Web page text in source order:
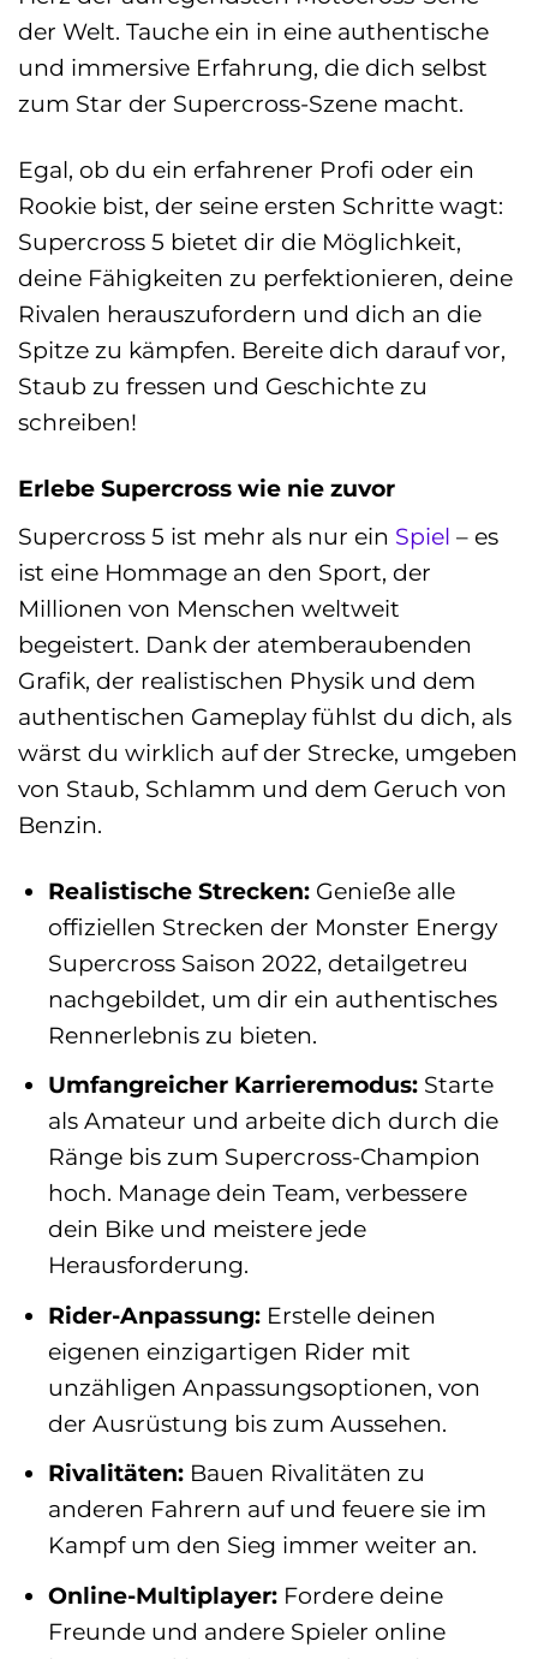
der Welt. Tauche ein in eine authentische
und immersive Erfahrung, die dich selbst
zum Star der Supercross-Szene macht.
Egal, ob du ein erfahrener Profi oder ein
Rookie bist, der seine ersten Schritte wagt:
Supercross 5 bietet dir die Möglichkeit,
deine Fähigkeiten zu perfektionieren, deine
Rivalen herauszufordern und dich an die
Spitze zu kämpfen. Bereite dich darauf vor,
Staub zu fressen und Geschichte zu
schreiben!
Erlebe Supercross wie nie zuvor
Supercross 5 ist mehr als nur ein Spiel – es
ist eine Hommage an den Sport, der
Millionen von Menschen weltweit
begeistert. Dank der atemberaubenden
Grafik, der realistischen Physik und dem
authentischen Gameplay fühlst du dich, als
wärst du wirklich auf der Strecke, umgeben
von Staub, Schlamm und dem Geruch von
Benzin.
Realistische Strecken:Genieße alle
offiziellen Strecken der Monster Energy
Supercross Saison 2022, detailgetreu
nachgebildet, um dir ein authentisches
Rennerlebnis zu bieten.
Umfangreicher Karrieremodus:Starte
als Amateur und arbeite dich durch die
Ränge bis zum Supercross-Champion
hoch. Manage dein Team, verbessere
dein Bike und meistere jede
Herausforderung.
Rider-Anpassung:Erstelle deinen
eigenen einzigartigen Rider mit
unzähligen Anpassungsoptionen, von
der Ausrüstung bis zum Aussehen.
Rivalitäten:Bauen Rivalitäten zu
anderen Fahrern auf und feuere sie im
Kampf um den Sieg immer weiter an.
Online-Multiplayer:Fordere deine
Freunde und andere Spieler online